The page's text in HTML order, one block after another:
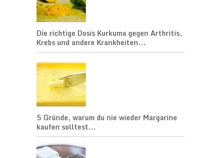
Die richtige Dosis Kurkuma gegen Arthritis,
Krebs und andere Krankheiten...
5 Gründe, warum du nie wieder Margarine
kaufen solltest...